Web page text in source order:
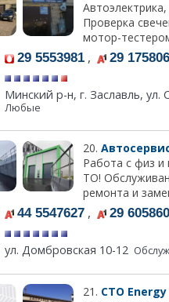
Проверка
мотор-
29 5553981 , 29
Минский р-н, г. Заславль, ул.
Любые
20.
Работа с физ и
ТО!
ремонта и
44 5547627 , 29
ул. Домбровская 10-12
21. СТО